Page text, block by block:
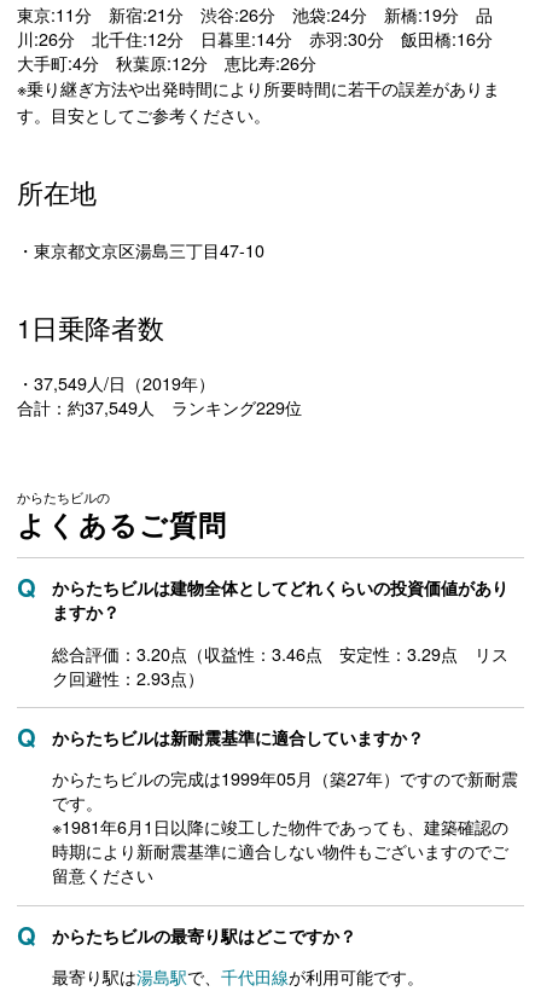
東京:11分 新宿:21分 渋谷:26分 池袋:24分 新橋:19分 品
川:26分 北千住:12分 日暮里:14分 赤羽:30分 飯田橋:16分
大手町:4分 秋葉原:12分 恵比寿:26分
※乗り継ぎ方法や出発時間により所要時間に若干の誤差がありま
す。目安としてご参考ください。
所在地
・東京都文京区湯島三丁目47-10
1日乗降者数
・37,549人/日（2019年）
合計：約37,549人 ランキング229位
からたちビルの
よくあるご質問
からたちビルは建物全体としてどれくらいの投資価値があり
ますか？
総合評価：3.20点（収益性：3.46点 安定性：3.29点 リス
ク回避性：2.93点）
からたちビルは新耐震基準に適合していますか？
からたちビルの完成は1999年05月（築27年）ですので新耐震
です。
※1981年6月1日以降に竣工した物件であっても、建築確認の
時期により新耐震基準に適合しない物件もございますのでご
留意ください
からたちビルの最寄り駅はどこですか？
最寄り駅は湯島駅で、 千代田線が利用可能です。